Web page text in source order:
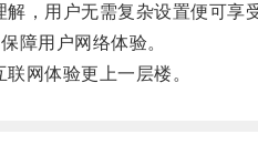
用户无需复杂设置便可享受
用户网络体验。
网体验更上一层楼。